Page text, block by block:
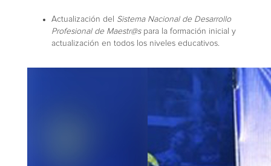
Actualización del Sistema Nacional de Desarrollo
Profesional de Maestr@spara la formación inicial y
actualización en todos los niveles educativos.